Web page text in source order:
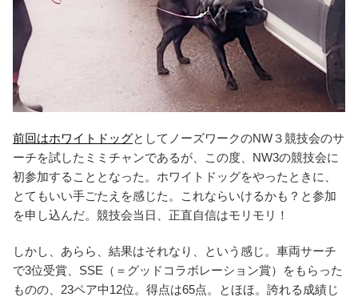
前回はホワイトドッグとしてノーズワークのNW３競技会のサ
ーチを試したミミチャンであるが、この度、NW3の競技会に
初参加することとなった。ホワイトドッグをやったときに、
とてもいい手ごたえを感じた。これならいけるかも？と参加
を申し込んだ。競技会当日、正直自信はモリモリ！
しかし、あらら、結果はそれなり、という感じ。車両サーチ
で3位受賞、SSE（＝グッドコラボレーション賞）をもらった
ものの、23ペア中12位。得点は65点。とほほ。誇れる成績じ